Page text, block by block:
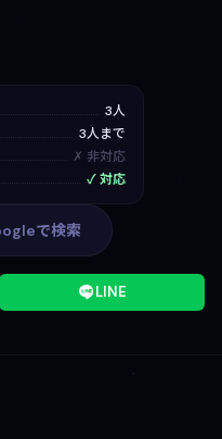
3人
3人まで
✗ 非対応
✓ 対応
で検索
LINE